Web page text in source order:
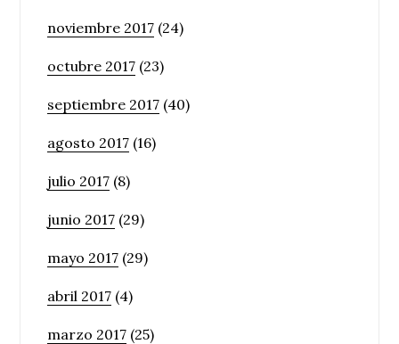
noviembre 2017 (24)
octubre 2017 (23)
septiembre 2017 (40)
agosto 2017 (16)
julio 2017 (8)
junio 2017 (29)
mayo 2017 (29)
abril 2017 (4)
marzo 2017 (25)